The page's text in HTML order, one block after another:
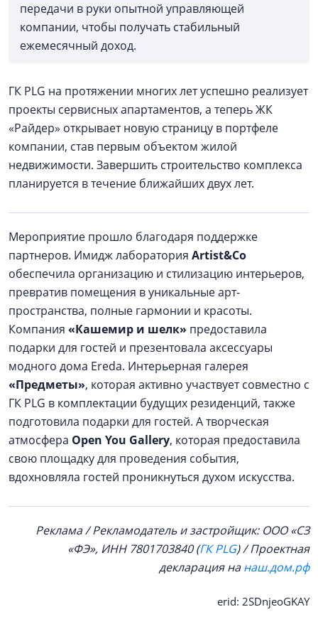
передачи в руки опытной управляющей
компании, чтобы получать стабильный
ежемесячный доход.
ГК PLG на протяжении многих лет успешно реализует
проекты сервисных апартаментов, а теперь ЖК
«Райдер» открывает новую страницу в портфеле
компании, став первым объектом жилой
недвижимости. Завершить строительство комплекса
планируется в течение ближайших двух лет.
Мероприятие прошло благодаря поддержке
партнеров. Имидж лаборатория Artist&Co
обеспечила организацию и стилизацию интерьеров,
превратив помещения в уникальные арт-
пространства, полные гармонии и красоты.
Компания «Кашемир и шелк» предоставила
подарки для гостей и презентовала аксессуары
модного дома Ereda. Интерьерная галерея
«Предметы», которая активно участвует совместно с
ГК PLG в комплектации будущих резиденций, также
подготовила подарки для гостей. А творческая
атмосфера Open You Gallery, которая предоставила
свою площадку для проведения события,
вдохновляла гостей проникнуться духом искусства.
Реклама / Рекламодатель и застройщик: ООО «СЗ
«ФЭ», ИНН 7801703840(ГК PLG) / Проектная
декларация нанаш.дом.рф
erid: 2SDnjeoGKAY